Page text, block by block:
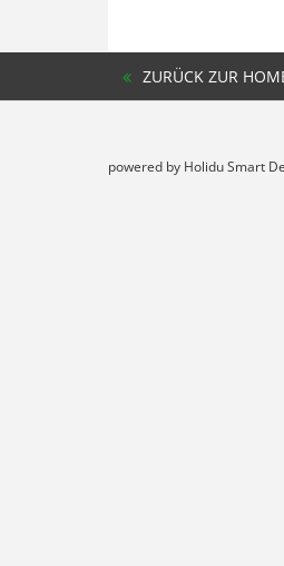
ZURÜCK ZUR
powered by Holidu Smart